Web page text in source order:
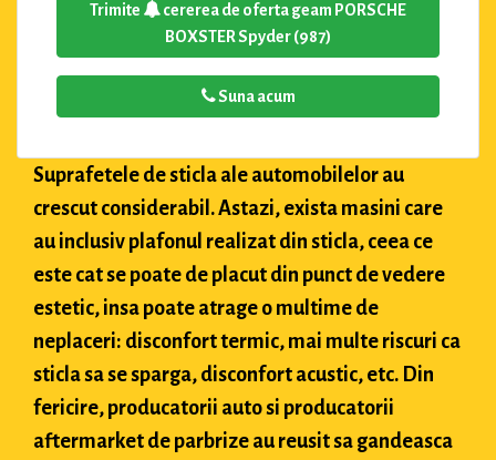
Trimite
cererea de oferta geam PORSCHE
BOXSTER Spyder (987)
Suna acum
Suprafetele de sticla ale automobilelor au
crescut considerabil. Astazi, exista masini care
au inclusiv plafonul realizat din sticla, ceea ce
este cat se poate de placut din punct de vedere
estetic, insa poate atrage o multime de
neplaceri: disconfort termic, mai multe riscuri ca
sticla sa se sparga, disconfort acustic, etc. Din
fericire, producatorii auto si producatorii
aftermarket de parbrize au reusit sa gandeasca